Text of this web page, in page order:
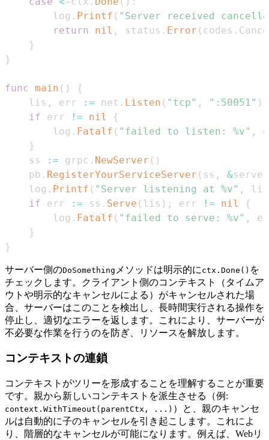
		log
. Printf ( "Server received
return
nil , status . Error ( codes .
}
}
func main ( )
{
	lis
, err := net . Listen ( "tcp" , ":50051" )
if err != nil
{
		log
. Fatalf ( "failed to listen: %v" ,
}
	ss
:= grpc . NewServer ( )
	pb
. RegisterYourServiceServer ( ss , &server
	log
. Printf ( "Server listening at %v" ,
lis
if err := ss . Serve ( lis ) ; err != nil
{
		log
. Fatalf ( "failed to serve: %v" ,
}
}
サーバー側のDoSomething メソッドは明示的に ctx.Done() を
チェックします。クライアント側のコンテキスト（タイムア
ウトや明示的なキャンセルによる）がキャンセルされた場
合、サーバーはこのことを検出し、長時間実行される操作を
停止し、適切なエラーを返します。これにより、サーバーが
不必要な作業を行うのを防ぎ、リソースを解放します。
コンテキストの連鎖
コンテキストがツリーを形成することを理解することが重要
です。親から新しいコンテキストを派生させる（例:
context.WithTimeout(parentCtx, ...) ）と、親のキャンセ
ルは自動的に子のキャンセルを引き起こします。これによ
り、階層的なキャンセルが可能になります。例えば、Webリ